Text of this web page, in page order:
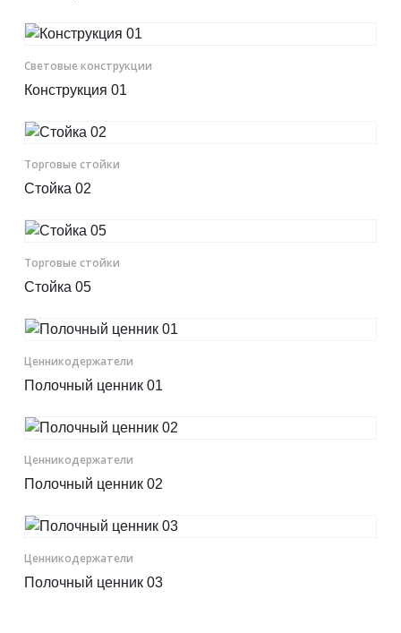
Световые конструкции
Конструкция 01
Торговые стойки
Стойка 02
Торговые стойки
Стойка 05
Ценникодер­жа­те­ли
Полочный ценник 01
Ценникодер­жа­те­ли
Полочный ценник 02
Ценникодер­жа­те­ли
Полочный ценник 03